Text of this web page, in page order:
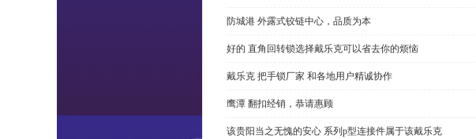
防城港 外露式铰链中心，品质为本
好的 直角回转锁选择戴乐克可以省去你的烦恼
戴乐克 把手锁厂家 和各地用户精诚协作
鹰潭 翻扣经销，恭请惠顾
该贵阳当之无愧的安心 系列p型连接件属于该戴乐克